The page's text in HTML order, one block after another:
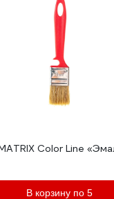
Color Line
В корзину по 5